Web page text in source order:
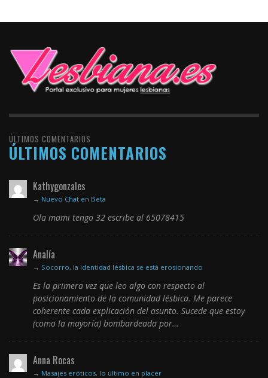
ÚLTIMOS COMENTARIOS
ÚLTIMOS COMENTARIOS
Kathygonzales
→ Nuevo Chat en Beta
Ola mami tengo 32 escribe al 65078415
Analía
→ Socorro, la identidad lésbica se está erosionando
Es la primera vez que leo algo con respecto al
posicionamiento de la comunidad lésbica. Me parece
coherente cada explicación del asunto. Sucede que estoy
(como la mayoría) bombardeada por…
Anna Rocas
→ Masajes eróticos, lo último en placer